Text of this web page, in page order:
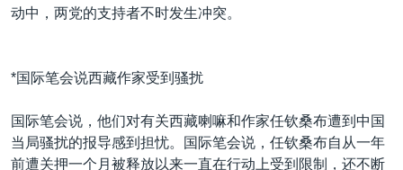
动中，两党的支持者不时发生冲突。
*国际笔会说西藏作家受到骚扰
国际笔会说，他们对有关西藏喇嘛和作家任钦桑布遭到中国
当局骚扰的报导感到担忧。国际笔会说，任钦桑布自从一年
前遭关押一个月被释放以来一直在行动上受到限制，还不断